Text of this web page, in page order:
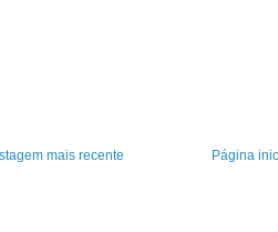
mais recente Página